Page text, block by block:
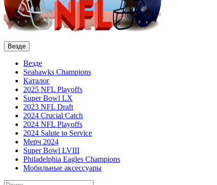
Везде
Везде
Seahawks Champions
Каталог
2025 NFL Playoffs
Super Bowl LX
2023 NFL Draft
2024 Crucial Catch
2024 NFL Playoffs
2024 Salute to Service
Мерч 2024
Super Bowl LVIII
Philadelphia Eagles Champions
Мобильные аксессуары